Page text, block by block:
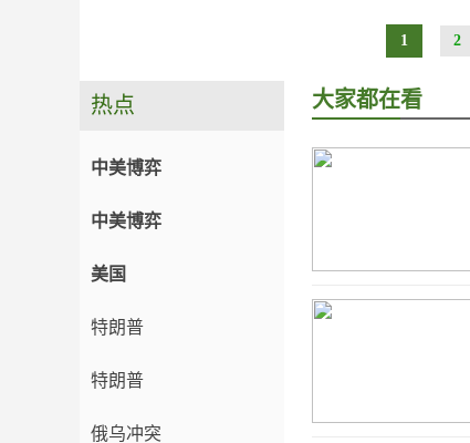
1 2
热点
中美博弈
中美博弈
美国
特朗普
特朗普
俄乌冲突
大家都在看